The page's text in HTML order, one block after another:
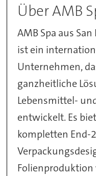
Über AMB
AMB Spa aus
ist ein
Unternehmen,
ganzheitliche
Lebensmittel-
entwickelt. Es
kompletten End-
Folienproduktion